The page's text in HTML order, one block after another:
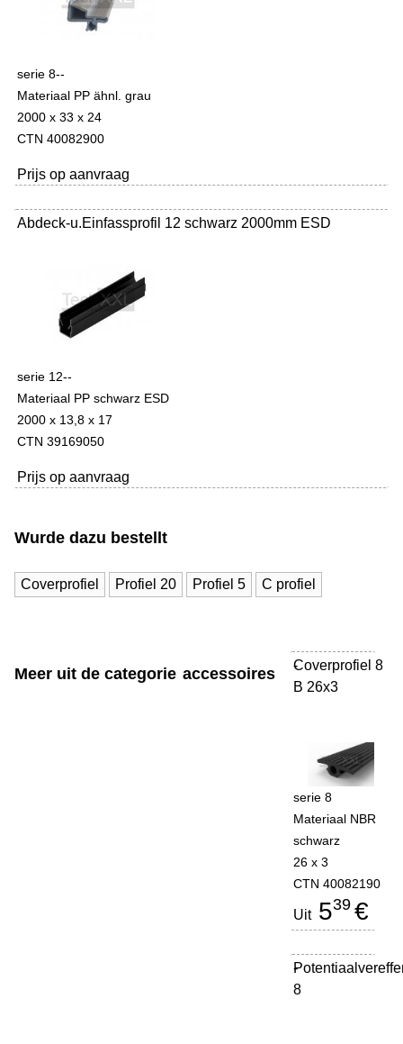
serie 8--
Materiaal PP ähnl. grau
2000 x 33 x 24
CTN 40082900
Prijs op aanvraag
Abdeck-u.Einfassprofil 12 schwarz 2000mm ESD
serie 12--
Materiaal PP schwarz ESD
2000 x 13,8 x 17
CTN 39169050
Prijs op aanvraag
Wurde dazu bestellt
Coverprofiel Profiel 20 Profiel 5 C profiel
Meer uit de categorie accessoires
Coverprofiel 8
B 26x3
-
serie 8
Materiaal NBR
schwarz
26 x 3
CTN 40082190
Uit539 €
8
-